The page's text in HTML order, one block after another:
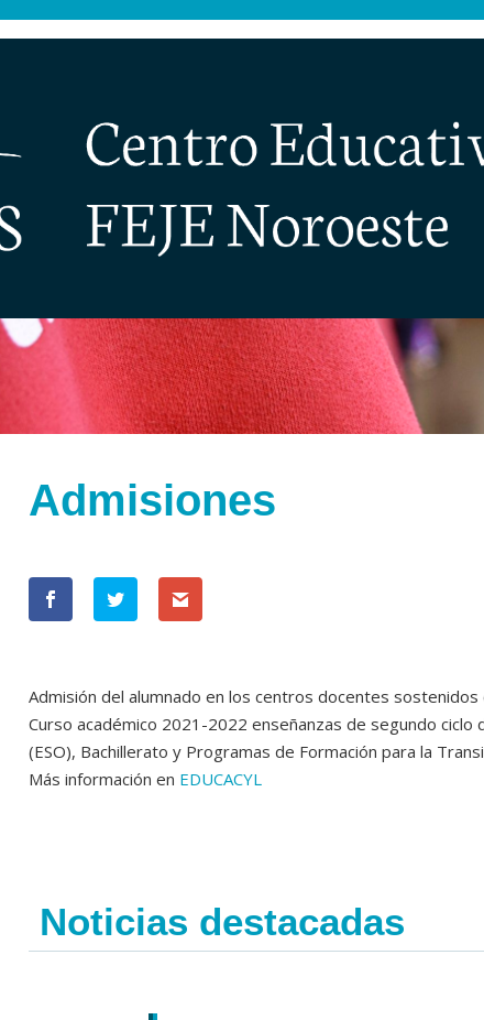
Admisiones
Admisión del alumnado en los centros docentes
Curso académico 2021-2022 enseñanzas de segundo ciclo
(ESO), Bachillerato y Programas de Formación para la
Más información en EDUCACYL
Noticias destacadas